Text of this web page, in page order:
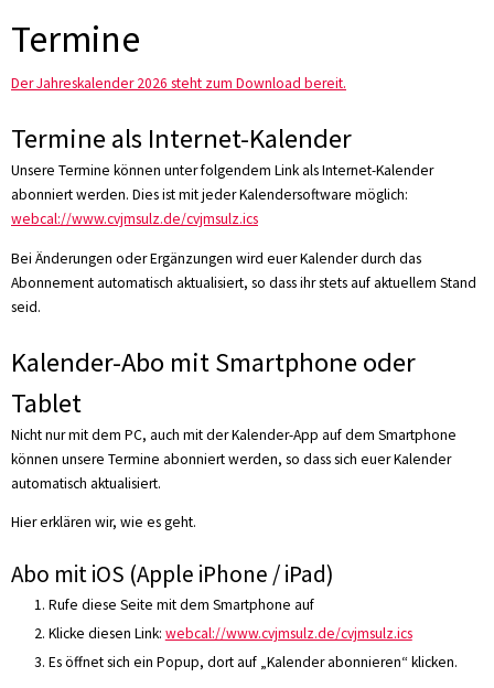
Termine
Der Jahreskalender 2026 steht zum Download bereit.
Termine als Internet-Kalender
Unsere Termine können unter folgendem Link als Internet-Kalender
abonniert werden. Dies ist mit jeder Kalendersoftware möglich:
webcal://www.cvjmsulz.de/cvjmsulz.ics
Bei Änderungen oder Ergänzungen wird euer Kalender durch das
Abonnement automatisch aktualisiert, so dass ihr stets auf aktuellem Stand
seid.
Kalender-Abo mit Smartphone oder
Tablet
Nicht nur mit dem PC, auch mit der Kalender-App auf dem Smartphone
können unsere Termine abonniert werden, so dass sich euer Kalender
automatisch aktualisiert.
Hier erklären wir, wie es geht.
Abo mit iOS (Apple iPhone / iPad)
Rufe diese Seite mit dem Smartphone auf
Klicke diesen Link: webcal://www.cvjmsulz.de/cvjmsulz.ics
Es öffnet sich ein Popup, dort auf „Kalender abonnieren“ klicken.